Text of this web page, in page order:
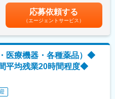
確認したり、健康に関するお悩み
品や健康食品などを紹介していた
健康食品です。1人あたり1,500件
1日あたり13件を目安に訪問を行
、工場など法人のお客様もいらっ
意先への訪問となりますが、担当
細は経験・能力を考慮し、相談の上
度実績6,000 円～8,000 円／月）■
2.5カ月分/年）賃金はあくまでも
て上下する可能性があります。月
記です。
応募依頼する
（エージェントサービス）
医療機器・各種薬品）◆
平均残業20時間程度◆